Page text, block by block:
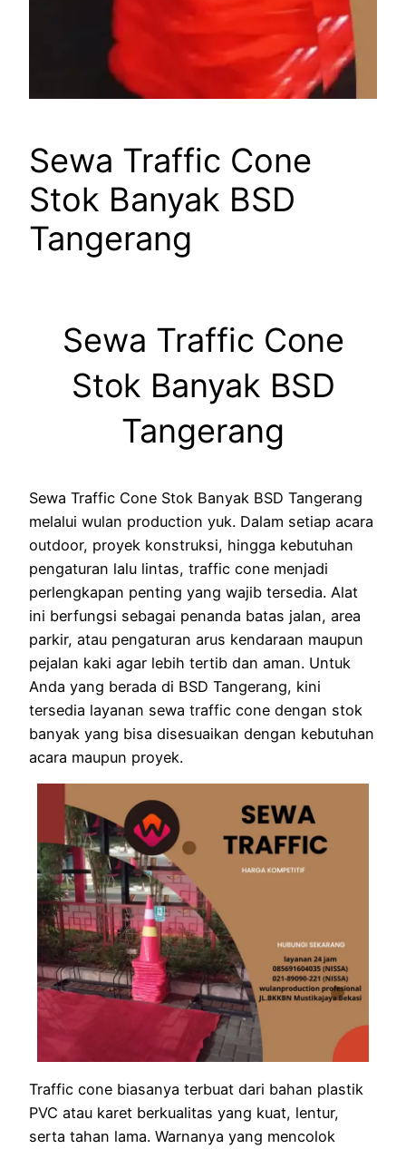
Sewa Traffic Cone
Stok Banyak BSD
Tangerang
Sewa Traffic Cone
Stok Banyak BSD
Tangerang
Sewa Traffic Cone Stok Banyak BSD Tangerang
melalui wulan production yuk. Dalam setiap acara
outdoor, proyek konstruksi, hingga kebutuhan
pengaturan lalu lintas, traffic cone menjadi
perlengkapan penting yang wajib tersedia. Alat
ini berfungsi sebagai penanda batas jalan, area
parkir, atau pengaturan arus kendaraan maupun
pejalan kaki agar lebih tertib dan aman. Untuk
Anda yang berada di BSD Tangerang, kini
tersedia layanan sewa traffic cone dengan stok
banyak yang bisa disesuaikan dengan kebutuhan
acara maupun proyek.
Traffic cone biasanya terbuat dari bahan plastik
PVC atau karet berkualitas yang kuat, lentur,
serta tahan lama. Warnanya yang mencolok